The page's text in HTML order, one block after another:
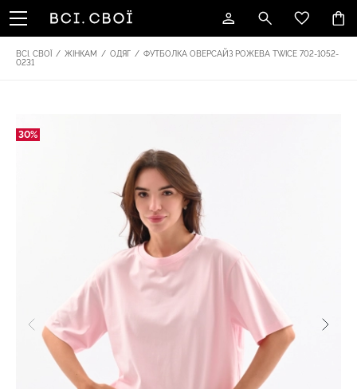
ВСІ. СВОЇ / ЖІНКАМ / ОДЯГ / ФУТБОЛКА ОВЕРСАЙЗ РОЖЕВА TWICE 702-1052-
0231
30%